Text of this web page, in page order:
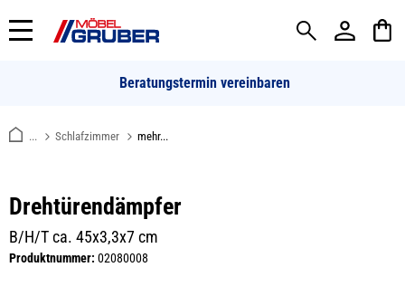
springen
Beratungstermin vereinbaren
... Schlafzimmer mehr...
Drehtürendämpfer
B/H/T ca. 45x3,3x7 cm
Produktnummer: 02080008